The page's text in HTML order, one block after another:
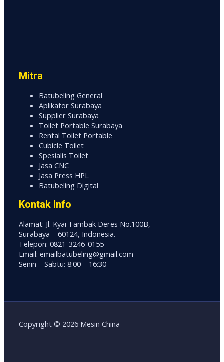
Mitra
Batubeling General
Aplikator Surabaya
Supplier Surabaya
Toilet Portable Surabaya
Rental Toilet Portable
Cubicle Toilet
Spesialis Toilet
Jasa CNC
Jasa Press HPL
Batubeling Digital
Kontak Info
Alamat: Jl. Kyai Tambak Deres No.100B,
Surabaya – 60124, Indonesia.
Telepon: 0821-3246-0155
Email: emailbatubeling@gmail.com
Senin – Sabtu: 8:00 – 16:30
Copyright © 2026 Mesin China